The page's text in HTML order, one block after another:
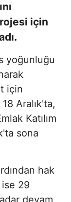
için
yoğunluğu
için
Aralık'ta,
Katılım
sona
hak
29
devam